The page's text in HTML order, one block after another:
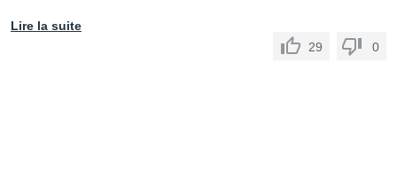
Lire la suite
29
0